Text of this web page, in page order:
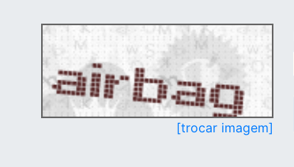
[trocar imagem]